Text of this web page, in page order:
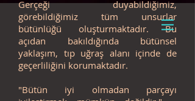
Gerçeği duyabildiğimiz,
görebildiğimiz tüm unsurlar
bütünlüğü oluşturmaktadır. Bu
açıdan bakıldığında bütünsel
yaklaşım, tıp uğraş alanı içinde de
geçerliliğini korumaktadır.
"Bütün iyi olmadan parçayı